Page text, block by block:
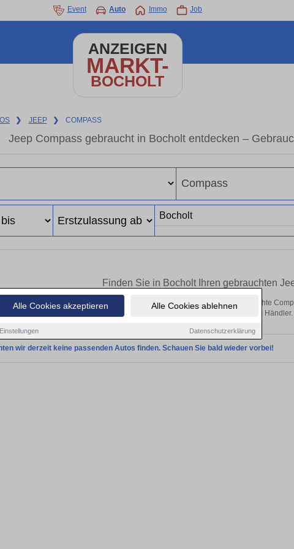
Alle Cookies akzeptieren Alle Cookies ablehnen
Einstellungen Datenschutzerklärung
Event Auto Immo Job
ANZEIGEN
MARKT-
BOCHOLT
❯ JEEP ❯ COMPASS
Jeep Compass gebraucht in Bocholt entdecken –
Finden Sie in Bocholt Ihren gebrauchten
in Bocholt einen Jeep Compass Gebrauchtwagen? Entdecken Sie gebrauchte
Preisklassen von privat und vom Händler.
wir derzeit keine passenden Autos finden. Schauen Sie bald wieder vorbei!